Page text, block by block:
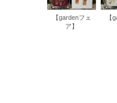
書店
【gardenフェ
ア】
【